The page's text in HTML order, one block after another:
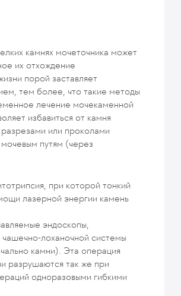
камнях мочеточника может
их отхождение
порой заставляет
тем более, что такие методы
лечение мочекаменной
избавиться от камня
или проколами
путям (через
при которой тонкий
лазерной энергии камень
эндоскопы,
чашечно-лоханочной системы
камни). Эта операция
разрушаются так же при
одноразовыми гибкими